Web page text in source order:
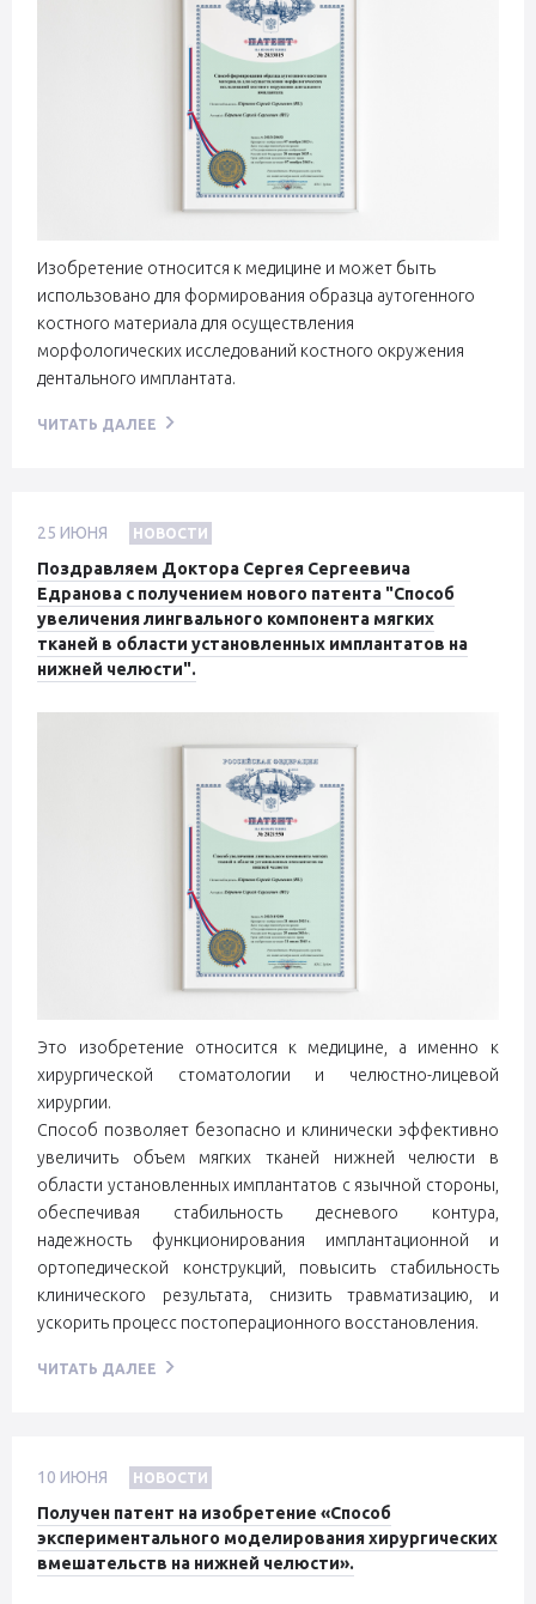
Изобретение относится к медицине и может быть
использовано для формирования образца аутогенного
костного материала для осуществления
морфологических исследований костного окружения
дентального имплантата.
ЧИТАТЬ ДАЛЕЕ
25 ИЮНЯ НОВОСТИ
Поздравляем Доктора Сергея Сергеевича
Едранова с получением нового патента "Способ
увеличения лингвального компонента мягких
тканей в области установленных имплантатов на
нижней челюсти".
Это изобретение относится к медицине, а именно к
хирургической стоматологии и челюстно-лицевой
хирургии.
Способ позволяет безопасно и клинически эффективно
увеличить объем мягких тканей нижней челюсти в
области установленных имплантатов с язычной стороны,
обеспечивая стабильность десневого контура,
надежность функционирования имплантационной и
ортопедической конструкций, повысить стабильность
клинического результата, снизить травматизацию, и
ускорить процесс постоперационного восстановления.
ЧИТАТЬ ДАЛЕЕ
10 ИЮНЯ НОВОСТИ
Получен патент на изобретение «Способ
экспериментального моделирования хирургических
вмешательств на нижней челюсти».